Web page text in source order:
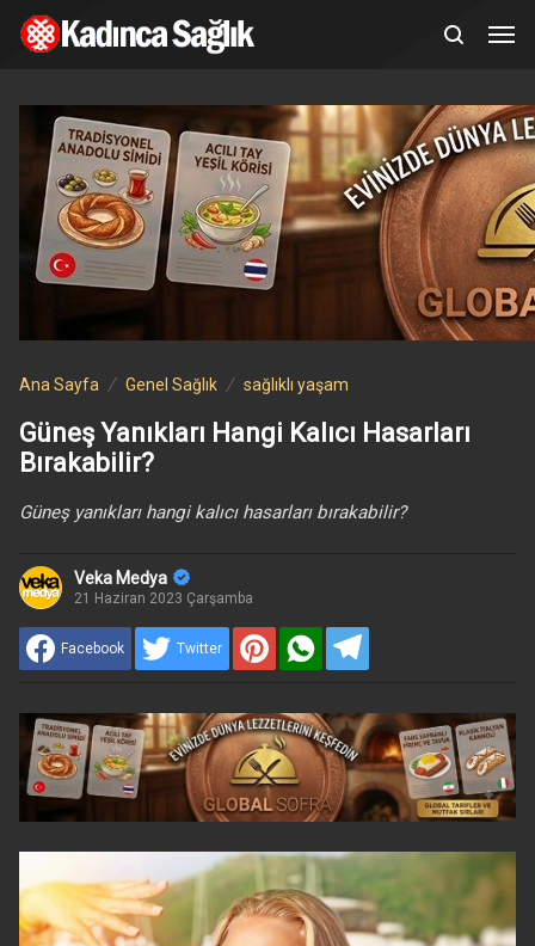
Ana Sayfa Genel Sağlık sağlıklı yaşam
Güneş Yanıkları Hangi Kalıcı Hasarları
Bırakabilir?
Güneş yanıkları hangi kalıcı hasarları bırakabilir?
Veka Medya
21 Haziran 2023 Çarşamba
Facebook Twitter